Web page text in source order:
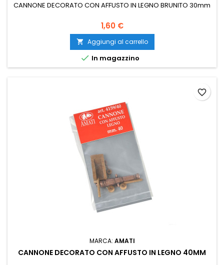
CANNONE DECORATO CON AFFUSTO IN LEGNO BRUNITO 30mm
1,60 €
 Aggiungi al carrello
 In magazzino
MARCA: AMATI
CANNONE DECORATO CON AFFUSTO IN LEGNO 40MM
favorite_border